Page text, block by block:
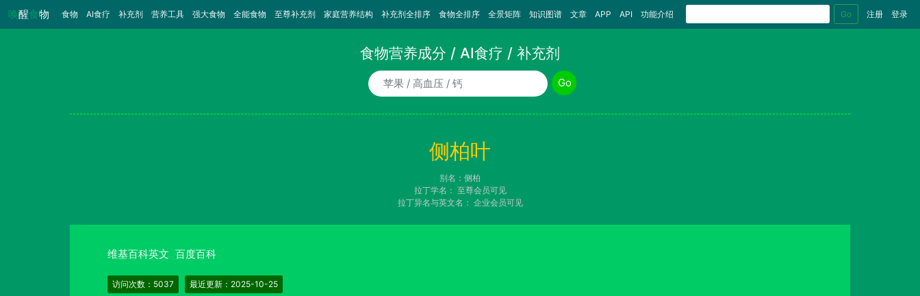
唤醒食物 食物 （当前）
AI食疗 补充剂 营养工具 强大食物 全能食物 至尊补充剂 家庭营养结构 补充剂全排序 食物全排序 全景矩阵 知识图谱 文章 APP API 功能介绍 Go 注册 登录
食物营养成分 / AI食疗 / 补充剂
食物/AI食疗诉求/补充剂名称
Go
侧柏叶
别名：侧柏
拉丁学名： 至尊会员可见
拉丁异名与英文名： 企业会员可见
维基百科英文 百度百科
访问次数：5037 最近更新：2025-10-25